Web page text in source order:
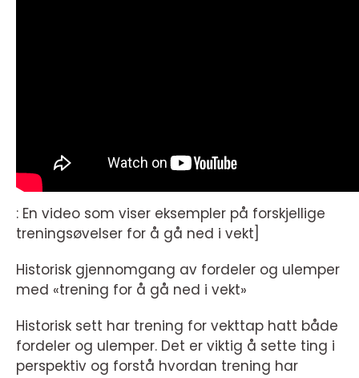
: En video som viser eksempler på forskjellige
treningsøvelser for å gå ned i vekt]
Historisk gjennomgang av fordeler og ulemper
med «trening for å gå ned i vekt»
Historisk sett har trening for vekttap hatt både
fordeler og ulemper. Det er viktig å sette ting i
perspektiv og forstå hvordan trening har